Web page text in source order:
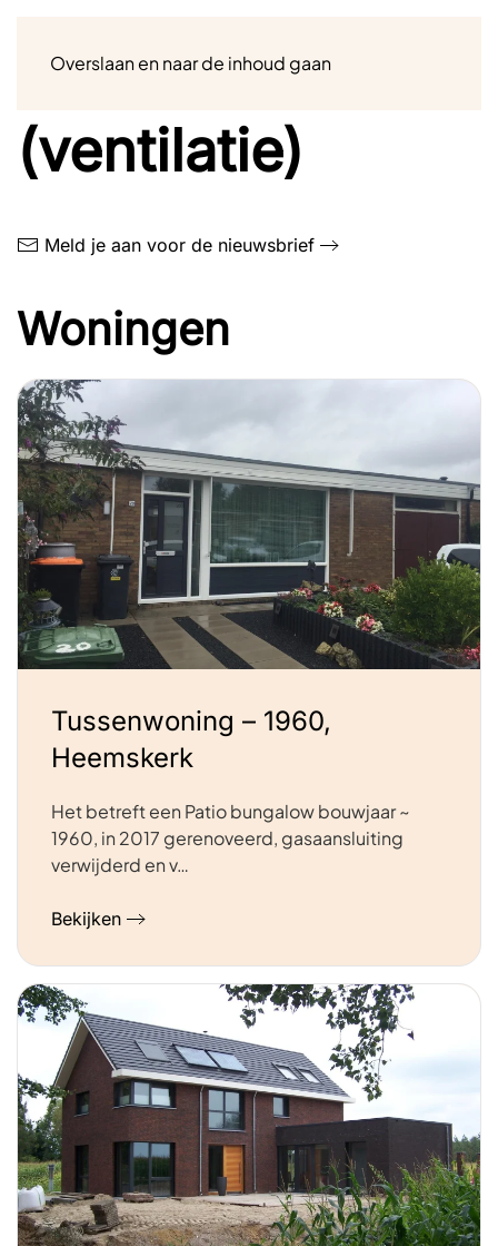
Overslaan en naar de inhoud gaan
Grondbuis
(ventilatie)
Meld je aan voor de nieuwsbrief
Woningen
Tussenwoning – 1960,
Heemskerk
Het betreft een Patio bungalow bouwjaar ~
1960, in 2017 gerenoveerd, gasaansluiting
verwijderd en v…
Bekijken